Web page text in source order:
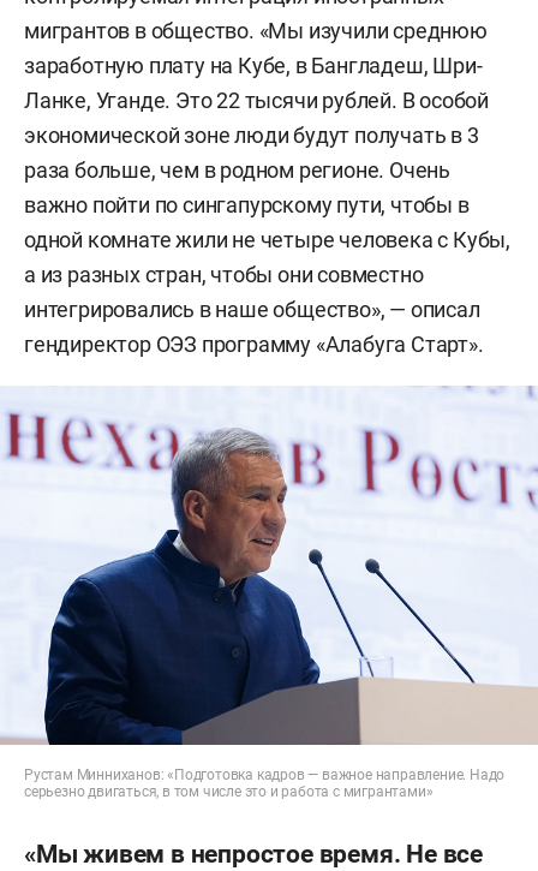
мигрантов в общество. «Мы изучили среднюю
заработную плату на Кубе, в Бангладеш, Шри-
Ланке, Уганде. Это 22 тысячи рублей. В особой
экономической зоне люди будут получать в 3
раза больше, чем в родном регионе. Очень
важно пойти по сингапурскому пути, чтобы в
одной комнате жили не четыре человека с Кубы,
а из разных стран, чтобы они совместно
интегрировались в наше общество», — описал
гендиректор ОЭЗ программу «Алабуга Старт».
Рустам Минниханов: «Подготовка кадров — важное направление. Надо
серьезно двигаться, в том числе это и работа с мигрантами»
«Мы живем в непростое время. Не все